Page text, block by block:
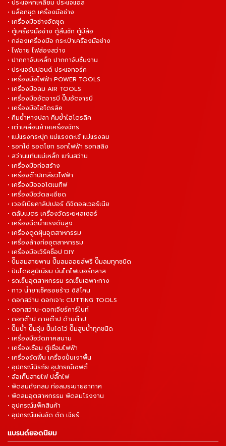
• ประแจหกเหลี่ยม ประแจแอล
• บล็อกชุด เครื่องมือช่าง
• เครื่องมือช่างจัดชุด
• ตู้เครื่องมือช่าง ตู้ลิ้นชัก ตู้มีล้อ
• กล่องเครื่องมือ กระเป๋าเครื่องมือช่าง
• ไฟฉาย ไฟส่องสว่าง
• ปากกาจับเหล็ก ปากกาจับชิ้นงาน
• ประแจขันปอนด์ ประแจทอร์ค
• เครื่องมือไฟฟ้า POWER TOOLS
• เครื่องมือลม AIR TOOLS
• เครื่องมืออัดจารบี ปั๊มอัดจารบี
• เครื่องมือไฮโดรลิค
• คีมย้ำหางปลา คีมย้ำไฮโดรลิค
• เต่าเคลื่อนย้ายเครื่องจักร
• แม่แรงกระปุก แม่แรงตะเข้ แม่แรงลม
• รอกโซ่ รอดโยก รอกไฟฟ้า รอกสลิง
• สว่านแท่นแม่เหล็ก แท่นสว่าน
• เครื่องมือก่อสร้าง
• เครื่องต๊าปเกลียวไฟฟ้า
• เครื่องมือออโตเมทีฟ
• เครื่องมือวัดละเอียด
• เวอร์เนียคาลิปเปอร์ ดิจิตอลเวอร์เนีย
• ตลับเมตร เครื่องวัดระยะเลเซอร์
• เครื่องฉีดน้ำแรงดันสูง
• เครื่องดูดฝุ่นอุตสาหกรรม
• เครื่องล้างท่ออุตสาหกรรม
• เครื่องมือเวิร์คช็อป DIY
• ปั๊มลมสายพาน ปั๊มลมออยล์ฟรี ปั๊มลมทุกชนิด
• ปันไดอลูมิเนียม บันไดไฟเบอร์กลาส
• รถเข็นอุตสาหกรรม รถเข็นเฉพาะทาง
• กาว น้ำยาเช็ครอยร้าว ซิลิโคน
• ดอกสว่าน ดอกเจาะ CUTTING TOOLS
• ดอกสว่าน-ดอกเจียร์คาร์ไบท์
• ดอกต๊าป ดายต๊าป ด้ามต๊าป
• ปั๊มน้ำ ปั๊มจุ่ม ปั๊มไดโว่ ปั๊มสูบน้ำทุกชนิด
• เครื่องมือวัดภาคสนาม
• เครื่องเชื่อม ตู้เชื่อมไฟฟ้า
• เครื่องขัดพื้น เครื่องปั่นเงาพื้น
• อุปกรณ์นิรภัย อุปกรณ์เซฟตี้
• ล้อเก็บสายไฟ ปลั๊กไฟ
• พัดลมถังกลม ท่อลมระบายอากาศ
• พัดลมอุตสาหกรรม พัดลมโรงงาน
• อุปกรณ์แพ็คสินค้า
• อุปกรณ์แผ่นขัด ตัด เจียร์
แบรนด์ยอดนิยม